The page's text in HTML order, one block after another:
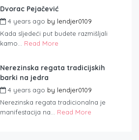
Dvorac Pejačević
4 years ago by lendjer0109
Kada sljedeći put budete razmišljali
kamo... Read More
Nerezinska regata tradicijskih
barki na jedra
4 years ago by lendjer0109
Nerezinska regata tradicionalna je
manifestacija na... Read More